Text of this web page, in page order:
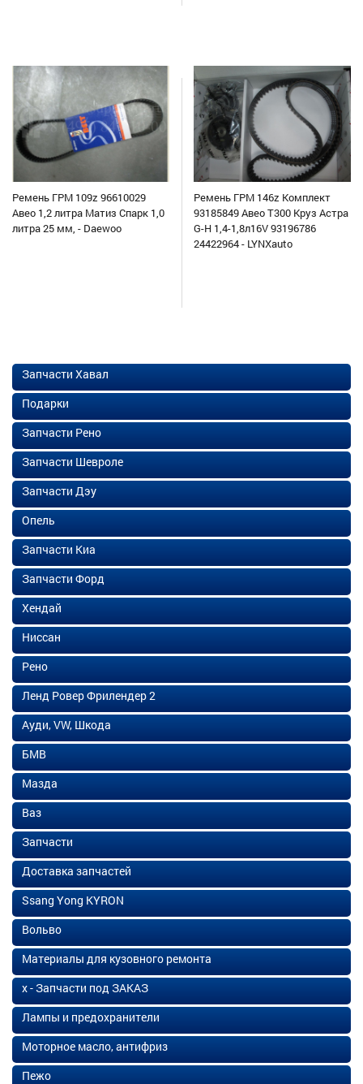
Ремень ГРМ 109z 96610029
Авео 1,2 литра Матиз Спарк 1,0
литра 25 мм, - Daewoo
Ремень ГРМ 146z Комплект
93185849 Авео Т300 Круз Астра
G-H 1,4-1,8л16V 93196786
24422964 - LYNXauto
Запчасти Хавал
Подарки
Запчасти Рено
Запчасти Шевроле
Запчасти Дэу
Опель
Запчасти Киа
Запчасти Форд
Хендай
Ниссан
Рено
Ленд Ровер Фрилендер 2
Ауди, VW, Шкода
БМВ
Мазда
Ваз
Запчасти
Доставка запчастей
Ssang Yong KYRON
Вольво
Материалы для кузовного ремонта
х - Запчасти под ЗАКАЗ
Лампы и предохранители
Моторное масло, антифриз
Пежо